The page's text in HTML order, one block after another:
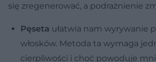
się zregenerować, a podrażnienie
Pęseta ułatwia nam wyrywanie
włosków. Metoda ta wymaga
cierpliwości i choć powoduje